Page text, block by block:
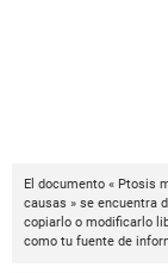
El documento « Ptosis
causas » se encuentra
copiarlo o modificarlo
como tu fuente de